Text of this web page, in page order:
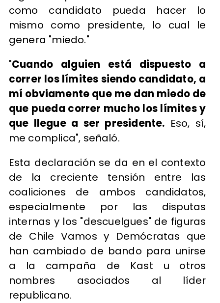
como candidato pueda hacer lo
mismo como presidente, lo cual le
genera "miedo."
"Cuando alguien está dispuesto a
correr los límites siendo candidato, a
mí obviamente que me dan miedo de
que pueda correr mucho los límites y
que llegue a ser presidente. Eso, sí,
me complica", señaló.
Esta declaración se da en el contexto
de la creciente tensión entre las
coaliciones de ambos candidatos,
especialmente por las disputas
internas y los "descuelgues" de figuras
de Chile Vamos y Demócratas que
han cambiado de bando para unirse
a la campaña de Kast u otros
nombres asociados al líder
republicano.